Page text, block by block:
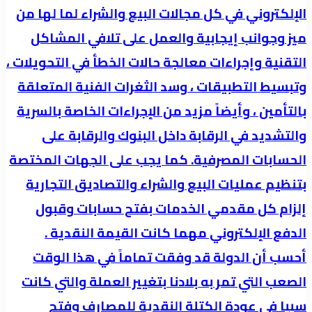
عزوف
المستهلك
السوداني
عن
توريد
مدخراته
في
البنوك
نتيجة
لفقدانه
الثقة
وللظروف
التي
جابهته
الإلكتروني في كل مجالات البيع والشراء لما لها من
ميز وجوانب إيجابية والعمل على تلافي المشاكل
التقنية وإجراءات معالجة حالات الخطأ في التحويلات ،
وتبسيط التطبيقات ، وسد الثغرات الفنية المتعلقة
بالتأمين ، وأيضاً مزيد من الإجراءات الخاصة بالسرية
والتشديد في الرقابة داخل البنوك والرقابة على
الحسابات المصرفية. كما يجب على الجهات المختصة
بتنظيم عمليات البيع والشراء والتصاديق التجارية
إلزام كل مقدمي الخدمات بفتح حسابات وقبول
الدفع الإلكتروني مهما كانت القيمة النقدية .
أحسب أن الدولة قد وفقت تماماً في هذا الوقت
الصعب التي تمر به بلادنا بتغيير العملة والتي كانت
سببا في عودة الكتلة النقدية للمصارف وفتح